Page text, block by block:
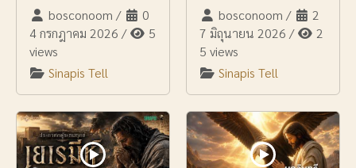
bosconoom /
0
4 กรกฎาคม 2026 /
5
views
Sinapis Tell
bosconoom /
2
7 มิถุนายน 2026 /
2
5 views
Sinapis Tell